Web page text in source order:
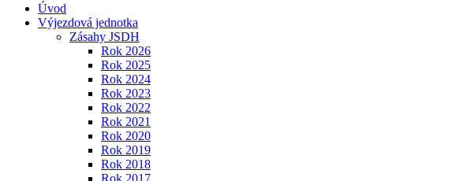
Úvod
Výjezdová jednotka
Zásahy JSDH
Rok 2026
Rok 2025
Rok 2024
Rok 2023
Rok 2022
Rok 2021
Rok 2020
Rok 2019
Rok 2018
Rok 2017